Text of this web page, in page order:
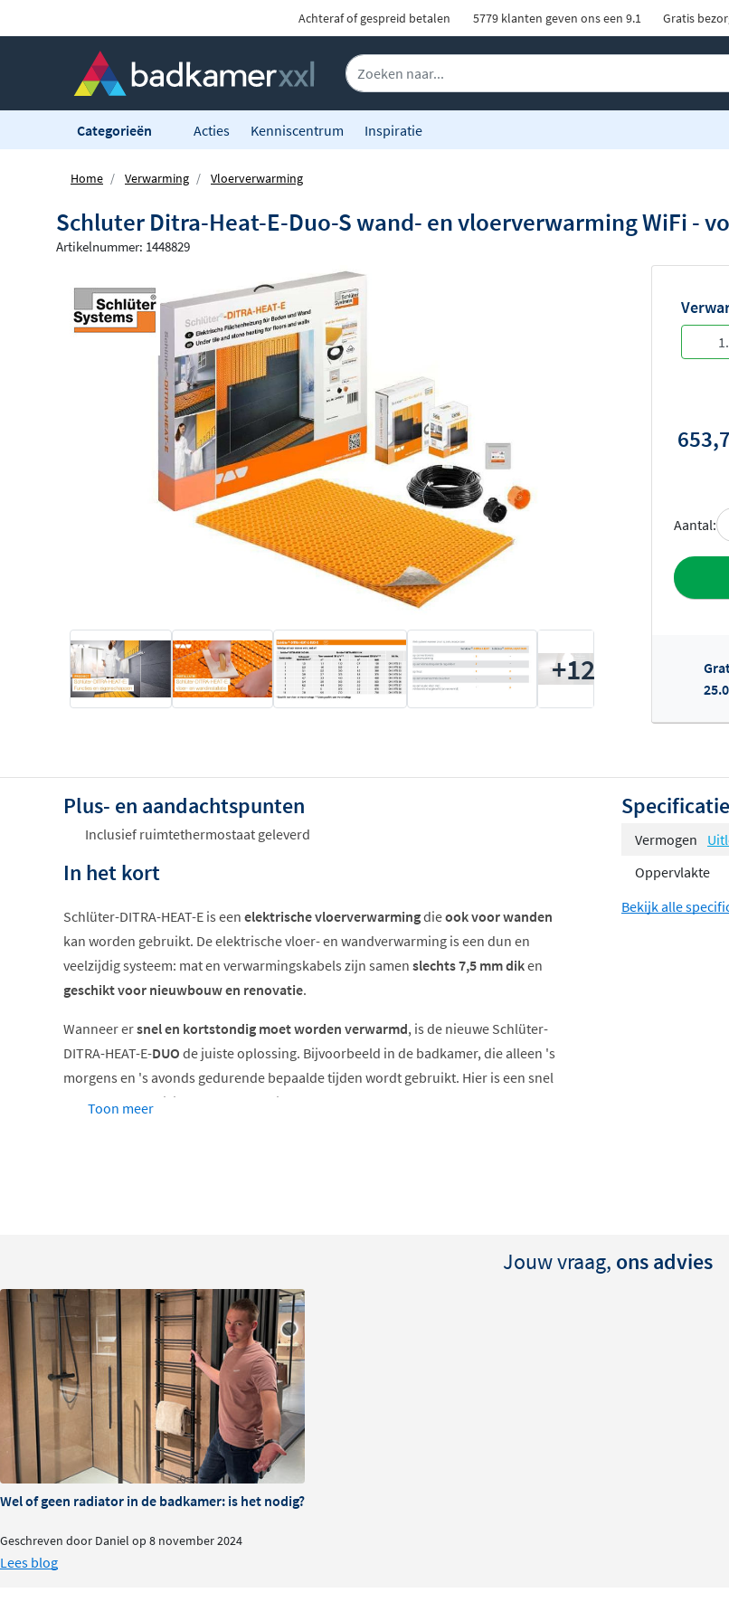
Achteraf of gespreid betalen 5779 klanten geven ons een 9.1 Gratis
Categorieën Acties Kenniscentrum Inspiratie
Home Verwarming Vloerverwarming
Schluter Ditra-Heat-E-Duo-S wand- en vloerverwarming WiFi -
Artikelnummer: 1448829
+12
Aantal:
Plus- en aandachtspunten
Inclusief ruimtethermostaat geleverd
In het kort
Schlüter-DITRA-HEAT-E is een elektrischevloerverwarmingdieook voor wanden
kan worden gebruikt. De elektrische vloer- en wandverwarming is een dun en
veelzijdig systeem: mat en verwarmingskabels zijn samen slechts 7,5 mm diken
geschikt voor nieuwbouw en renovatie.
Wanneer ersnel en kortstondig moet worden verwarmd, is de nieuwe Schlüter-
DITRA-HEAT-E-DUO de juiste oplossing. Bijvoorbeeld in de badkamer, die alleen 's
morgens en 's avonds gedurende bepaalde tijden wordt gebruikt. Hier is een snel
reagerend en efficiënt systeem nodig dat bepaalde comfortzones, zoals
Wie denkt dat elektrische vloer- of wandverwarming een dure luxe is, heeft zonder
Schluter Ditra-Heat-E gerekend. De snelle opwarming en precieze tijdsturing maken
van warme voeten een betaalbaar genot. Door de handige plaatsing van de
verwarmingskabels in de ontkoppelingsmatten wordt al veel tijd gewonnen bij de
installatie.
Aangenaam woonklimaat, ook geschikt voor mensen met een allergie
Exacte en precieze sturing
Voordelig, duurzaam en onderhoudsvrij
Nu nog eenvoudiger te snijden en te plaatsen
Toon meer
Vermogen
Oppervlakte
Bekijk alle
Jouw vraag, ons advies
Wel of geen radiator in de badkamer: is het nodig?
Geschreven door Daniel op 8 november 2024
Lees blog